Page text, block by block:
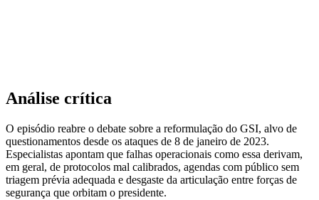
Análise crítica
O episódio reabre o debate sobre a reformulação do GSI, alvo de
questionamentos desde os ataques de 8 de janeiro de 2023.
Especialistas apontam que falhas operacionais como essa derivam,
em geral, de protocolos mal calibrados, agendas com público sem
triagem prévia adequada e desgaste da articulação entre forças de
segurança que orbitam o presidente.